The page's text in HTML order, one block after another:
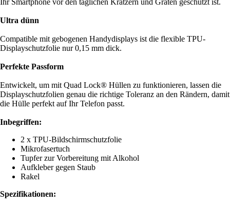
Ultra dünn
Compatible mit gebogenen Handydisplays ist die flexible TPU-
Displayschutzfolie nur 0,15 mm dick.
Perfekte Passform
Entwickelt, um mit Quad Lock® Hüllen zu funktionieren, lassen die
Displayschutzfolien genau die richtige Toleranz an den Rändern, damit
die Hülle perfekt auf Ihr Telefon passt.
Inbegriffen:
2 x TPU-Bildschirmschutzfolie
Mikrofasertuch
Tupfer zur Vorbereitung mit Alkohol
Aufkleber gegen Staub
Rakel
Spezifikationen: